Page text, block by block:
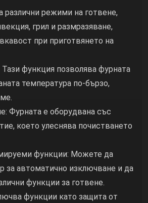
различни режими на готвене,
грил и размразяване,
при приготвянето на
Тази функция позволява фурната
температура по-бързо,
Фурната е оборудвана със
което улеснява почистването
функции: Можете да
за автоматично изключване и да
функции за готвене.
функции като защита от